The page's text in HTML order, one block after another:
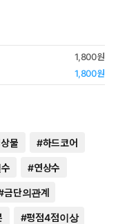
1,800원
1,800원
물 #하드코어
#연상수
금단의관계
#평점4점이상